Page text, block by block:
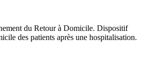
du Retour à Domicile. Dispositif
des patients après une hospitalisation.